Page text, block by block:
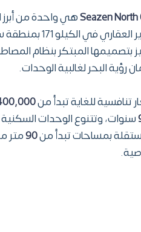
Seazen Northهي واحدة من أبرز
أطلقتها شركة
بتصميمها المبتكر بنظام
البحر لغالبية الوحدات.
تنافسية للغاية تبدأ من
سنوات، وتتنوع الوحدات
بمساحات تبدأ من90متر